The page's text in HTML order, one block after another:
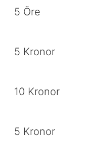
5 Öre
5 Kronor
10 Kronor
5 Kronor